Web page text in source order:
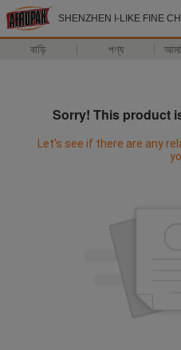
SHENZHEN I-LIKE FINE
বাড়ি পণ্য
Sorry! This product
Let's see if there are any